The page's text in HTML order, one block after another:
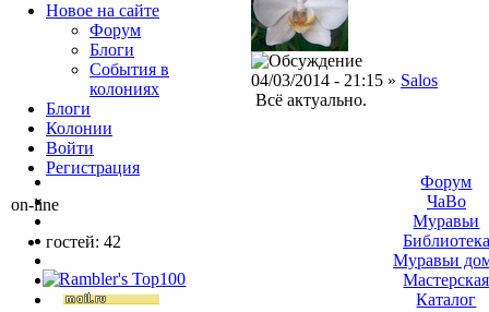
04/03/2014 - 21:15 » Salos
Всё актуально.
Новое на сайте
Форум
Блоги
События в
колониях
Блоги
Колонии
Войти
Peгиcтpaция
on-line
гостей: 42
Форум
ЧаВо
Муравьи
Библиотека
Муравьи
Мастерская
Каталог